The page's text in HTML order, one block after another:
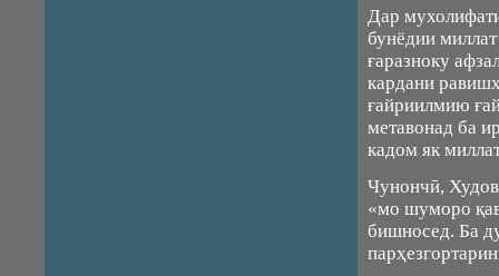
Дар
бунёдии
ғаразноку
кардани
ғайриилмию
метавонад ба
кадом як
Чунончӣ,
«мо шуморо
бишносед. Ба